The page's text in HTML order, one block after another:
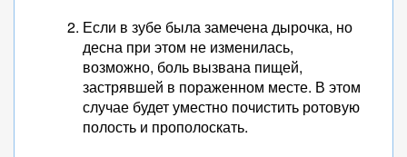
Если в зубе была замечена дырочка, но
десна при этом не изменилась,
возможно, боль вызвана пищей,
застрявшей в пораженном месте. В этом
случае будет уместно почистить ротовую
полость и прополоскать.